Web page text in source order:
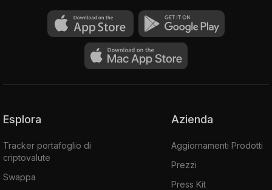
Esplora
Tracker portafoglio di
criptovalute
Swappa
Azienda
Aggiornamenti Prodotti
Prezzi
Press Kit